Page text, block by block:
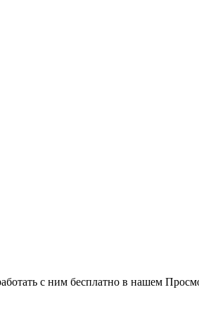
с ним бесплатно в нашем